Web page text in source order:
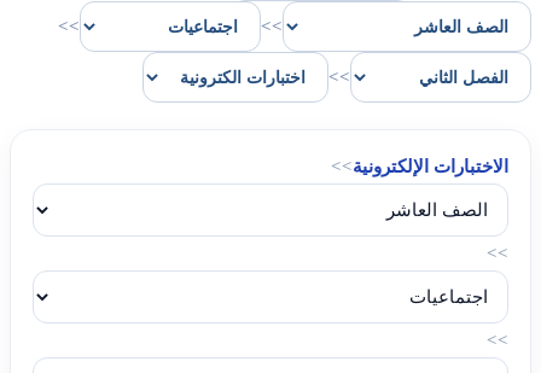
>>
>>
>>
الاختبارات الإلكترونية>>
>>
>>